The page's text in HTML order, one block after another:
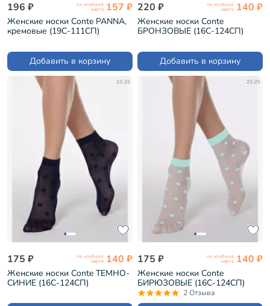
196 ₽ по клубной
карте 157 ₽
Женские носки Conte PANNA,
кремовые (19С-111СП)
Добавить в корзину
220 ₽ по клубной
карте 140 ₽
Женские носки Conte
БРОНЗОВЫЕ (16С-124СП)
Добавить в корзину
23-25
175 ₽ по клубной
карте 140 ₽
Женские носки Conte ТЕМНО-
СИНИЕ (16С-124СП)
23-25
175 ₽ по клубной
карте 140 ₽
Женские носки Conte
БИРЮЗОВЫЕ (16С-124СП)
2 Отзыва